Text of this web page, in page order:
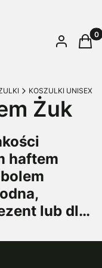
Zaloguj się
KOSZULKI UNISEX
Żuk
haftem
lub dla